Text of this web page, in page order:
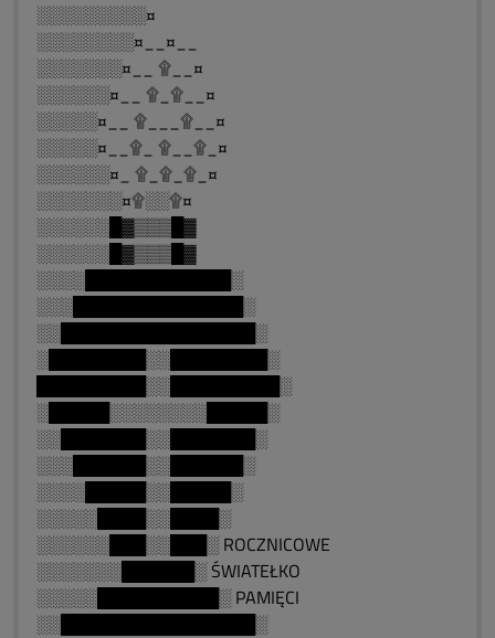
░░░░░░░░░¤
░░░░░░░░¤__¤__
░░░░░░░¤__ ۩__¤
░░░░░░¤__ ۩_۩__¤
░░░░░¤__ ۩___۩__¤
░░░░░¤__۩_ ۩__۩_¤
░░░░░░¤_ ۩_۩_۩_¤
░░░░░░░¤۩░░۩¤
░░░░░░█▓▒▒▒█▓
░░░░░░█▓▒▒▒█▓
░░░░████████████░
░░░██████████████░
░░████████████████░
░████████░░████████░
█████████░░█████████░
░█████░░░░░░░░█████░
░░███████░░███████░
░░░██████░░██████░
░░░░█████░░█████░
░░░░░████░░████░
░░░░░░███░░███░ ROCZNICOWE
░░░░░░░██████░ ŚWIATEŁKO
░░░░░██████████░ PAMIĘCI
░░████████████████░